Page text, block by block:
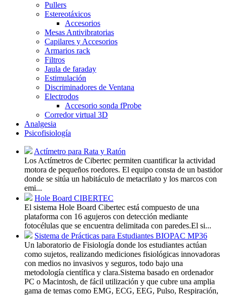
Pullers
Estereotáxicos
Accesorios
Mesas Antivibratorias
Capilares y Accesorios
Armarios rack
Filtros
Jaula de faraday
Estimulación
Discriminadores de Ventana
Electrodos
Accesorio sonda fProbe
Corredor virtual 3D
Analgesia
Psicofisiología
Actímetro para Rata y Ratón
Los Actímetros de Cibertec permiten cuantificar la actividad
motora de pequeños roedores. El equipo consta de un bastidor
donde se sitúa un habitáculo de metacrilato y los marcos con
emi...
Hole Board CIBERTEC
El sistema Hole Board Cibertec está compuesto de una
plataforma con 16 agujeros con detección mediante
fotocélulas que se encuentra delimitada con paredes.El si...
Sistema de Prácticas para Estudiantes BIOPAC MP36
Un laboratorio de Fisiología donde los estudiantes actúan
como sujetos, realizando mediciones fisiológicas innovadoras
con medios no invasivos y seguros, todo bajo una
metodología científica y clara.Sistema basado en ordenador
PC o Macintosh, de fácil utilización y que cubre una amplia
gama de temas como EMG, ECG, EEG, Pulso, Respiración,